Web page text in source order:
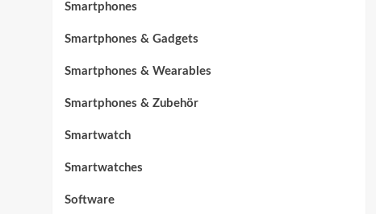
Smartphones
Smartphones & Gadgets
Smartphones & Wearables
Smartphones & Zubehör
Smartwatch
Smartwatches
Software